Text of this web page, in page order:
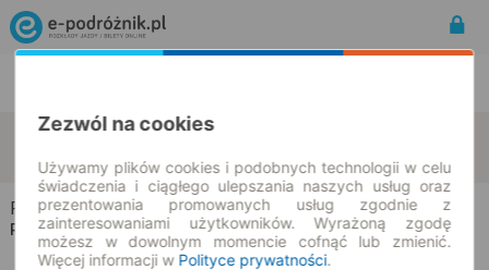
Przysłup
Polańczyk
10.08.2026 | -- : --
Przysłup → Polańczyk
Rozkład jazdy i bilety
Zezwól na cookies
Używamy plików cookies i podobnych technologii w celu
świadczenia i ciągłego ulepszania naszych usług oraz
prezentowania promowanych usług zgodnie z
zainteresowaniami użytkowników. Wyrażoną zgodę
możesz w dowolnym momencie cofnąć lub zmienić.
Więcej informacji w Polityce prywatności.